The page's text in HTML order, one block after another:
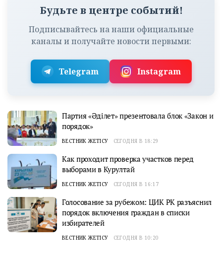
Будьте в центре событий!
Подписывайтесь на наши официальные
каналы и получайте новости первыми:
Telegram Instagram
Партия «Әділет» презентовала блок «Закон и
порядок»
ВЕСТНИК ЖЕТІСУ СЕГОДНЯ В 18:29
Как проходит проверка участков перед
выборами в Курултай
ВЕСТНИК ЖЕТІСУ СЕГОДНЯ В 16:17
Голосование за рубежом: ЦИК РК разъяснил
порядок включения граждан в списки
избирателей
ВЕСТНИК ЖЕТІСУ СЕГОДНЯ В 10:20